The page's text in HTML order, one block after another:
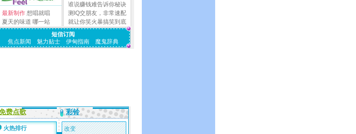
最新制作 想唱就唱
夏天的味道 哪一站
谁说赚钱难告诉你秘诀
测IQ交朋友，非常速配
就让你笑火暴搞笑到底
短信订阅
焦点新闻
魅力贴士 伊甸指南 魔鬼辞典